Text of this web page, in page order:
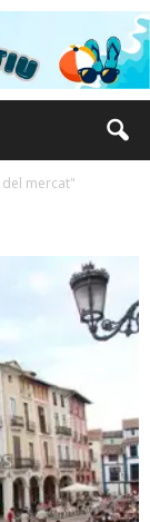
mercat"